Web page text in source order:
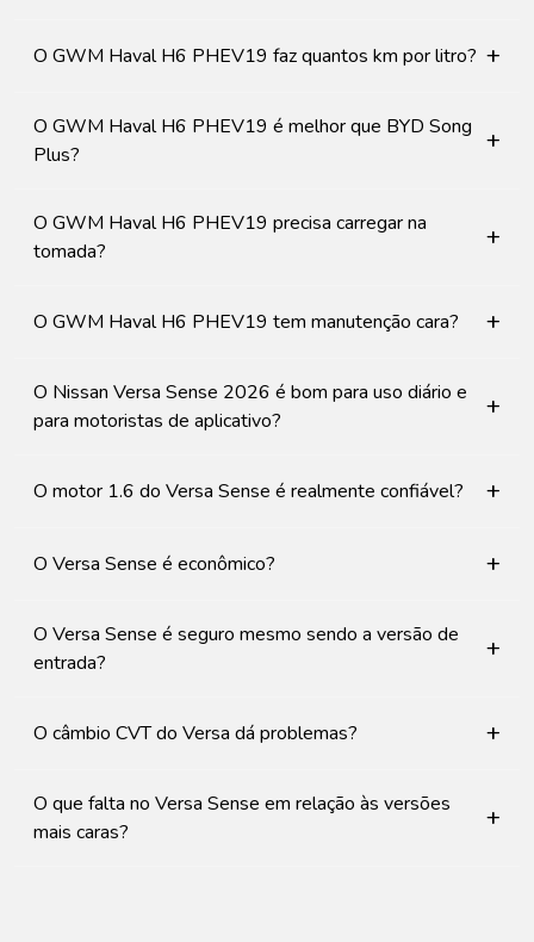
O GWM Haval H6 PHEV19 faz quantos km por litro? +
O GWM Haval H6 PHEV19 é melhor que BYD Song
Plus?
+
O GWM Haval H6 PHEV19 precisa carregar na
tomada?
+
O GWM Haval H6 PHEV19 tem manutenção cara? +
O Nissan Versa Sense 2026 é bom para uso diário e
para motoristas de aplicativo?
+
O motor 1.6 do Versa Sense é realmente confiável? +
O Versa Sense é econômico? +
O Versa Sense é seguro mesmo sendo a versão de
entrada?
+
O câmbio CVT do Versa dá problemas? +
O que falta no Versa Sense em relação às versões
mais caras?
+